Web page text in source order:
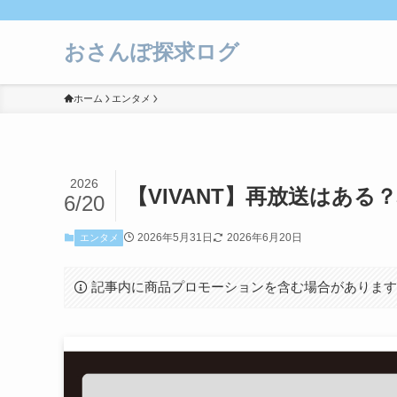
おさんぽ探求ログ
ホーム エンタメ
【VIVANT】再放送はある
2026
6/20
エンタメ 2026年5月31日 2026年6月20日
記事内に商品プロモーションを含む場合がありま